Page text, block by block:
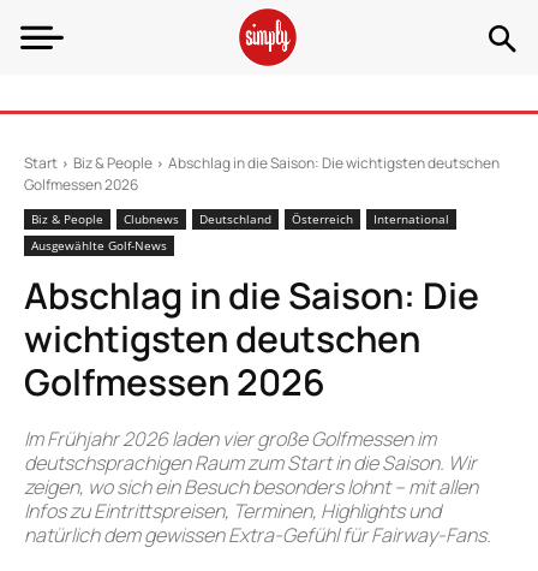
Start Biz & People
Abschlag in die Saison: Die wichtigsten deutschen
Golfmessen 2026
Biz & People Clubnews Deutschland Österreich
International
Ausgewählte Golf-News
Abschlag in die Saison: Die
wichtigsten deutschen
Golfmessen 2026
Im Frühjahr 2026 laden vier große Golfmessen im
deutschsprachigen Raum zum Start in die Saison. Wir
zeigen, wo sich ein Besuch besonders lohnt – mit allen
Infos zu Eintrittspreisen, Terminen, Highlights und
natürlich dem gewissen Extra-Gefühl für Fairway-Fans.